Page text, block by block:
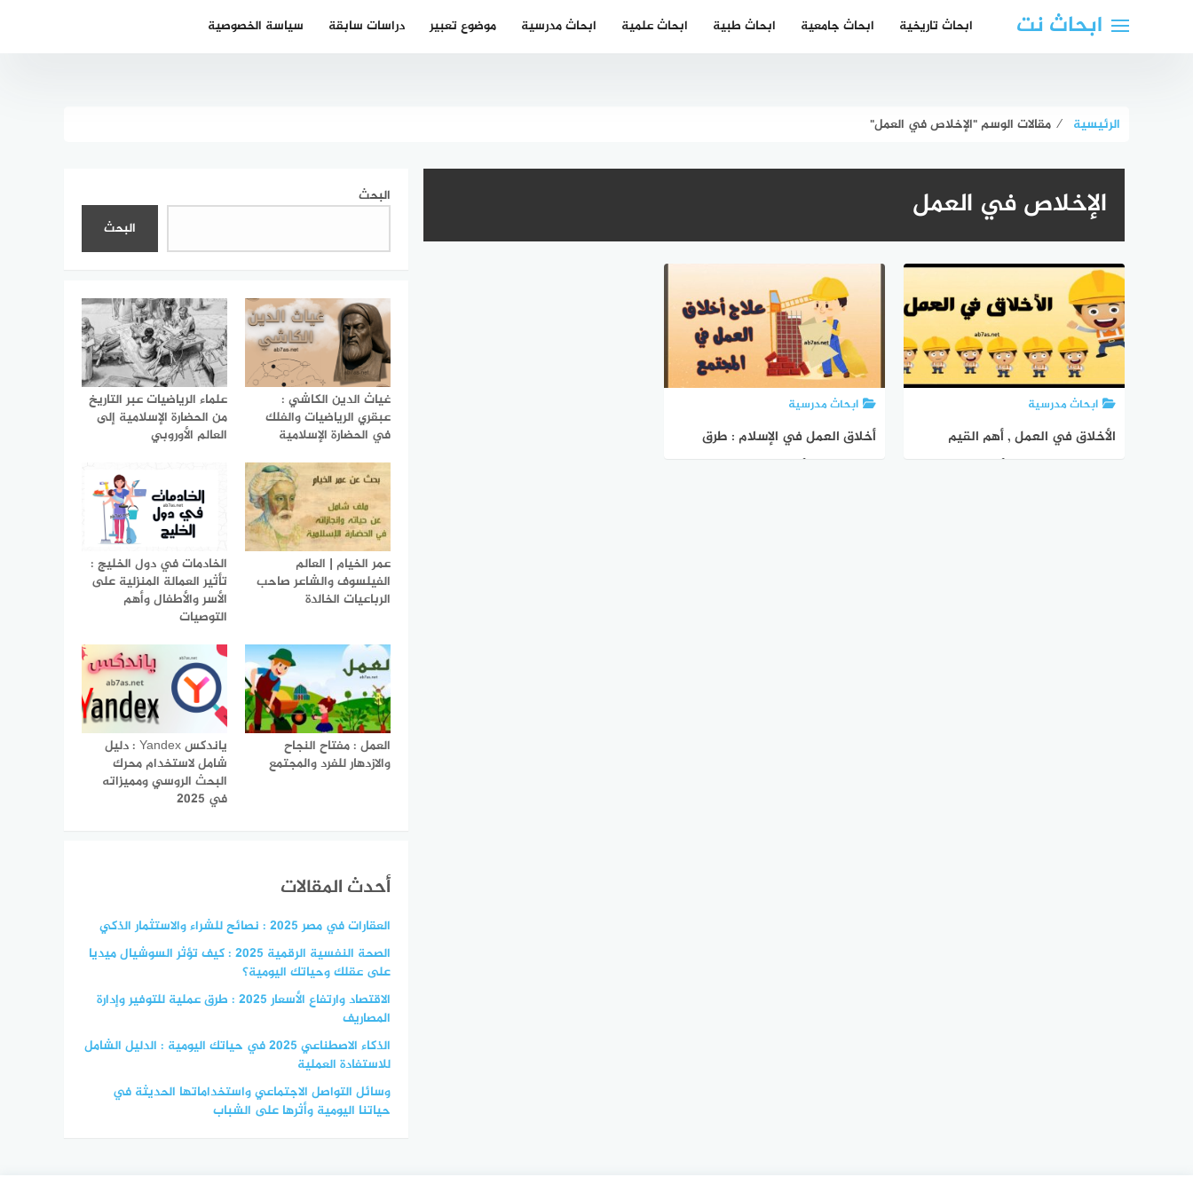
ابحاث نت ابحاث تاريخية ابحاث جامعية ابحاث طبية ابحاث علمية ابحاث مدرسية موضوع تعبير دراسات سابقة سياسة الخصوصية
الرئيسية ⁄ مقالات الوسم "الإخلاص في العمل"
الإخلاص في العمل
ابحاث مدرسية
الأخلاق في العمل , أهم القيم
ابحاث مدرسية
أخلاق العمل في الإسلام : طرق
البحث
البحث
غياث الدين الكاشي :
عبقري الرياضيات والفلك
في الحضارة الإسلامية
علماء الرياضيات عبر التاريخ
من الحضارة الإسلامية إلى
العالم الأوروبي
عمر الخيام | العالم
الفيلسوف والشاعر صاحب
الرباعيات الخالدة
الخادمات في دول الخليج :
تأثير العمالة المنزلية على
الأسر والأطفال وأهم
التوصيات
العمل : مفتاح النجاح
والازدهار للفرد والمجتمع
ياندكس Yandex : دليل
شامل لاستخدام محرك
البحث الروسي ومميزاته
في 2025
أحدث المقالات
العقارات في مصر 2025 : نصائح للشراء والاستثمار الذكي
الصحة النفسية الرقمية 2025 : كيف تؤثر السوشيال ميديا
على عقلك وحياتك اليومية؟
الاقتصاد وارتفاع الأسعار 2025 : طرق عملية للتوفير وإدارة
المصاريف
الذكاء الاصطناعي 2025 في حياتك اليومية : الدليل الشامل
للاستفادة العملية
وسائل التواصل الاجتماعي واستخداماتها الحديثة في
حياتنا اليومية وأثرها على الشباب